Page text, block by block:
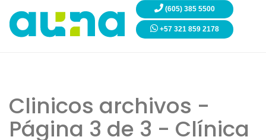
(605) 385 5500
+57 321 859 2178
Clinicos archivos -
Página 3 de 3 - Clínica